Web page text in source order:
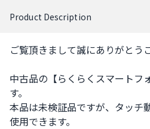
Product Description
ご覧頂きまして誠にありがとう
中古品の【らくらくスマートフ
す。
本品は未検証品ですが、タッチ
使用できます。